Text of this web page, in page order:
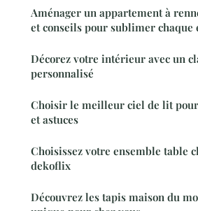
Aménager un appartement à
et conseils pour sublimer chaque
Décorez votre intérieur avec un
personnalisé
Choisir le meilleur ciel de lit
et astuces
Choisissez votre ensemble table
dekoflix
Découvrez les tapis maison du